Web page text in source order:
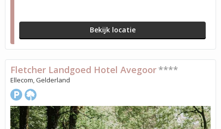
Bekijk locatie
Fletcher Landgoed Hotel Avegoor ****
Ellecom, Gelderland